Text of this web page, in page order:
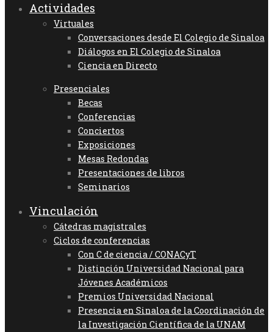
Actividades
Virtuales
Conversaciones desde El Colegio de Sinaloa
Diálogos en El Colegio de Sinaloa
Ciencia en Directo
Presenciales
Becas
Conferencias
Conciertos
Exposiciones
Mesas Redondas
Presentaciones de libros
Seminarios
Vinculación
Cátedras magistrales
Ciclos de conferencias
Con C de ciencia / CONACyT
Distinción Universidad Nacional para
Jóvenes Académicos
Premios Universidad Nacional
Presencia en Sinaloa de la Coordinación de
la Investigación Científica de la UNAM